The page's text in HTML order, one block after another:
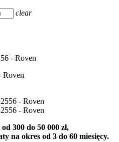
clear
- Roven
300 do 50 000 zł,
na okres od 3 do 60 miesięcy.